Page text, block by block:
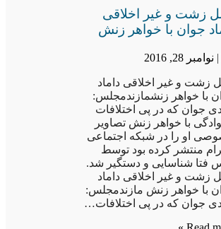
زشت و غیر اخلاقی
جوان با خواهر زنش
نوامبر 28, 2016
زشت و غیر اخلاقی داماد
با خواهر زنشمازندمجلس:
جوان که در پی اختلافات
با خواهر زنش تصاویر
او را در شبکه اجتماعی
منتشر کرده بود توسط
فتا شناسایی و دستگیر شد.
زشت و غیر اخلاقی داماد
با خواهر زنش مازندمجلس:
جوان که در پی اختلافات…